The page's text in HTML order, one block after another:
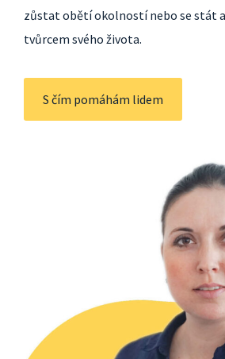
zůstat obětí okolností nebo se stát
tvůrcem svého života.​
S čím pomáhám lidem